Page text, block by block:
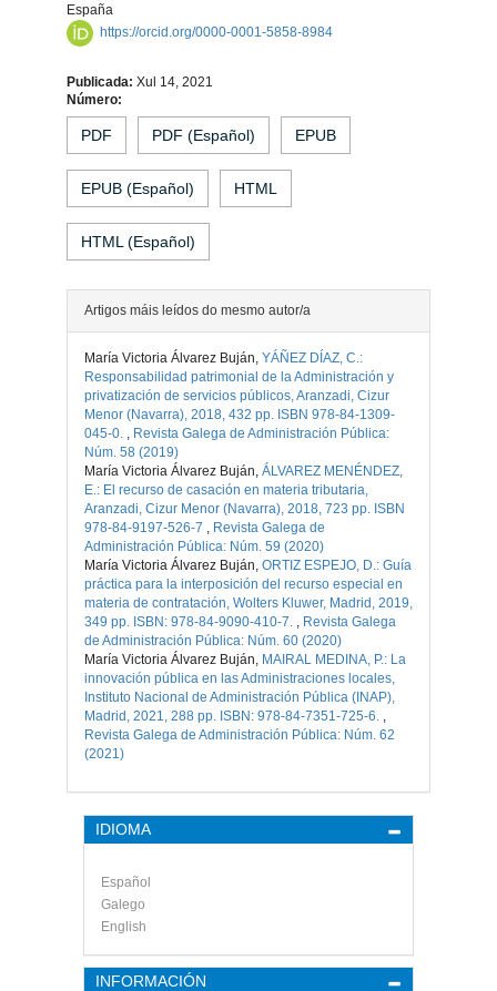
España
https://orcid.org/0000-0001-5858-8984
Contido
principal
do
artigo
Publicada: Xul 14, 2021
Número:
PDF PDF (Español) EPUB
EPUB (Español) HTML
HTML (Español)
Detalles
do
artigo
Artigos máis leídos do mesmo autor/a
María Victoria Álvarez Buján, YÁÑEZ DÍAZ, C.:
Responsabilidad patrimonial de la Administración y
privatización de servicios públicos, Aranzadi, Cizur
Menor (Navarra), 2018, 432 pp. ISBN 978-84-1309-
045-0.
Revista Galega de Administración Pública:
Núm. 58 (2019)
María Victoria Álvarez Buján, ÁLVAREZ MENÉNDEZ,
E.: El recurso de casación en materia tributaria,
Aranzadi, Cizur Menor (Navarra), 2018, 723 pp. ISBN
978-84-9197-526-7
Revista Galega de
Administración Pública: Núm. 59 (2020)
María Victoria Álvarez Buján, ORTIZ ESPEJO, D.: Guía
práctica para la interposición del recurso especial en
materia de contratación, Wolters Kluwer, Madrid, 2019,
349 pp. ISBN: 978-84-9090-410-7.
Revista Galega
de Administración Pública: Núm. 60 (2020)
María Victoria Álvarez Buján, MAIRAL MEDINA, P.: La
innovación pública en las Administraciones locales,
Instituto Nacional de Administración Pública (INAP),
Madrid, 2021, 288 pp. ISBN: 978-84-7351-725-6.
Revista Galega de Administración Pública: Núm. 62
(2021)
IDIOMA
Español
Galego
English
INFORMACIÓN